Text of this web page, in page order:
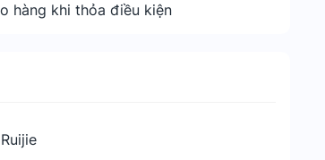
hàng khi thỏa điều kiện
Ruijie